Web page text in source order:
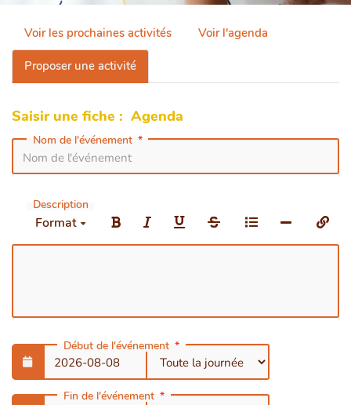
Voir les prochaines activités Voir l'agenda
Proposer une activité
Saisir une fiche : Agenda
Nom de l'événement
Description
Format
Début de l'événement
Fin de l'événement